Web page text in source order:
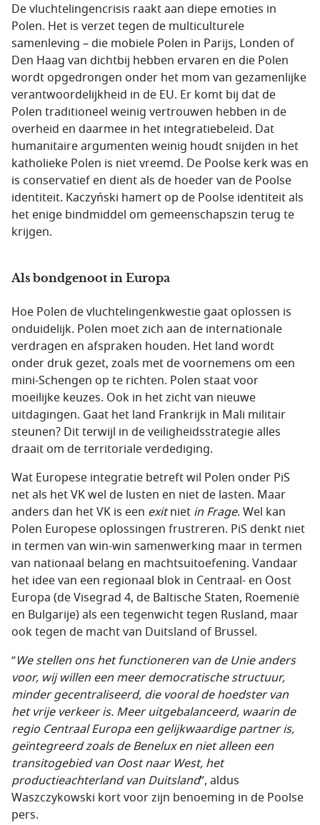
De vluchtelingencrisis raakt aan diepe emoties in
Polen. Het is verzet tegen de multiculturele
samenleving – die mobiele Polen in Parijs, Londen of
Den Haag van dichtbij hebben ervaren en die Polen
wordt opgedrongen onder het mom van gezamenlijke
verantwoordelijkheid in de EU. Er komt bij dat de
Polen traditioneel weinig vertrouwen hebben in de
overheid en daarmee in het integratiebeleid. Dat
humanitaire argumenten weinig houdt snijden in het
katholieke Polen is niet vreemd. De Poolse kerk was en
is conservatief en dient als de hoeder van de Poolse
identiteit. Kaczyński hamert op de Poolse identiteit als
het enige bindmiddel om gemeenschapszin terug te
krijgen.
Als bondgenoot in Europa
Hoe Polen de vluchtelingenkwestie gaat oplossen is
onduidelijk. Polen moet zich aan de internationale
verdragen en afspraken houden. Het land wordt
onder druk gezet, zoals met de voornemens om een
mini-Schengen op te richten. Polen staat voor
moeilijke keuzes. Ook in het zicht van nieuwe
uitdagingen. Gaat het land Frankrijk in Mali militair
steunen? Dit terwijl in de veiligheidsstrategie alles
draait om de territoriale verdediging.
Wat Europese integratie betreft wil Polen onder PiS
net als het VK wel de lusten en niet de lasten. Maar
anders dan het VK is een exitniet in Frage. Wel kan
Polen Europese oplossingen frustreren. PiS denkt niet
in termen van win-win samenwerking maar in termen
van nationaal belang en machtsuitoefening. Vandaar
het idee van een regionaal blok in Centraal- en Oost
Europa (de Visegrad 4, de Baltische Staten, Roemenië
en Bulgarije) als een tegenwicht tegen Rusland, maar
ook tegen de macht van Duitsland of Brussel.
“We stellen ons het functioneren van de Unie anders
voor, wij willen een meer democratische structuur,
minder gecentraliseerd, die vooral de hoedster van
het vrije verkeer is. Meer uitgebalanceerd, waarin de
regio Centraal Europa een gelijkwaardige partner is,
geïntegreerd zoals de Benelux en niet alleen een
transitogebied van Oost naar West, het
productieachterland van Duitsland”, aldus
Waszczykowski kort voor zijn benoeming in de Poolse
pers.